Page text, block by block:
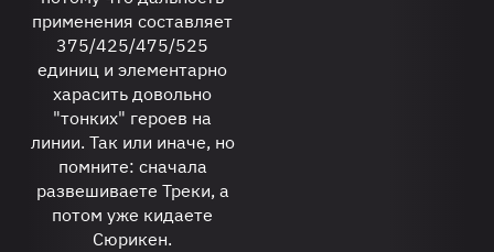
применения составляет
375/425/475/525
единиц и элементарно
харасить довольно
"тонких" героев на
линии. Так или иначе, но
помните: сначала
развешиваете Треки, а
потом уже кидаете
Сюрикен.